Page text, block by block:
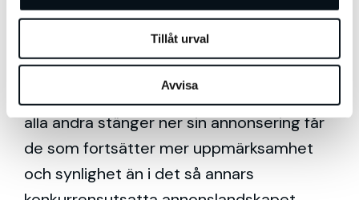
Tillåt urval
Avvisa
Att anpassa sig snabbt till det förändrade
läget fortsätta kommunicera genom
lågkonjunkturer och kriser är att föredra
om man vill vinna marknadsandelar. När
alla andra stänger ner sin annonsering får
de som fortsätter mer uppmärksamhet
och synlighet än i det så annars